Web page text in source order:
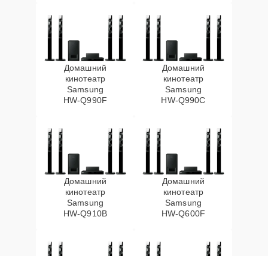
Домашний
кинотеатр
Samsung
HW‑Q990F
Домашний
кинотеатр
Samsung
HW‑Q990C
Домашний
кинотеатр
Samsung
HW‑Q910B
Домашний
кинотеатр
Samsung
HW‑Q600F